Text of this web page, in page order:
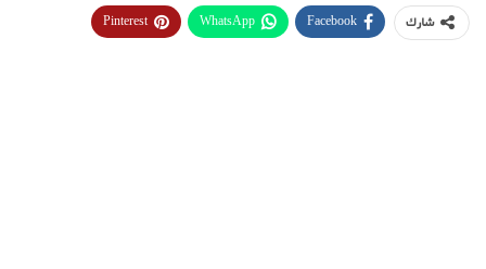
شارك Facebook
WhatsApp
Pinterest